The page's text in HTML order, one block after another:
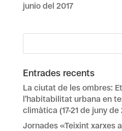
junio del 2017
Entrades recents
La ciutat de les ombres:
l’habitabilitat urbana en
climàtica (17-21 de juny de
Jornades «Teixint xarxes